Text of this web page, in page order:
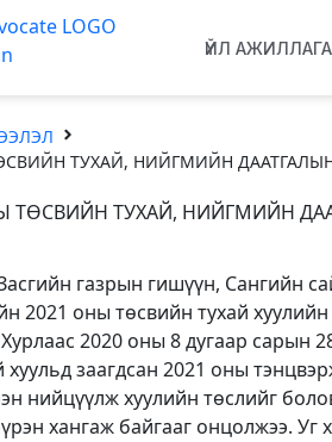
ҮЙЛ
ТУХАЙ, НИЙГМИЙН
ТУХАЙ, НИЙГМИЙН
газрын гишүүн, Сангийн
2021 оны төсвийн тухай
2020 оны 8 дугаар сарын
хуульд заагдсан 2021 оны
нийцүүлж хуулийн төслийг
хангаж байгааг онцолжээ.